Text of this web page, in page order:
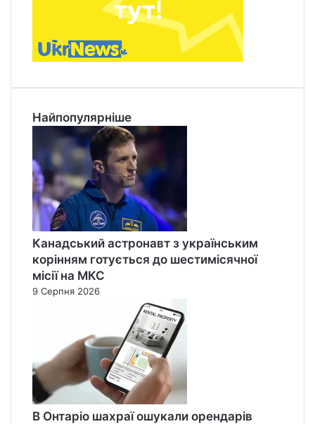
Найпопулярніше
Канадський астронавт з українським
корінням готується до шестимісячної
місії на МКС
9 Серпня 2026
В Онтаріо шахраї ошукали орендарів